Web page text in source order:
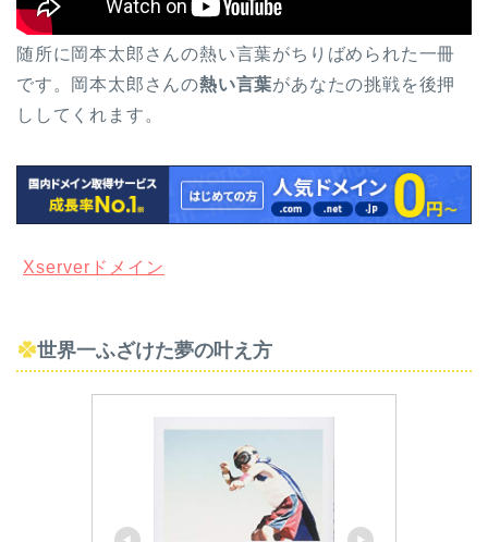
随所に岡本太郎さんの熱い言葉がちりばめられた一冊
です。岡本太郎さんの熱い言葉があなたの挑戦を後押
ししてくれます。
Xserverドメイン
世界一ふざけた夢の叶え方